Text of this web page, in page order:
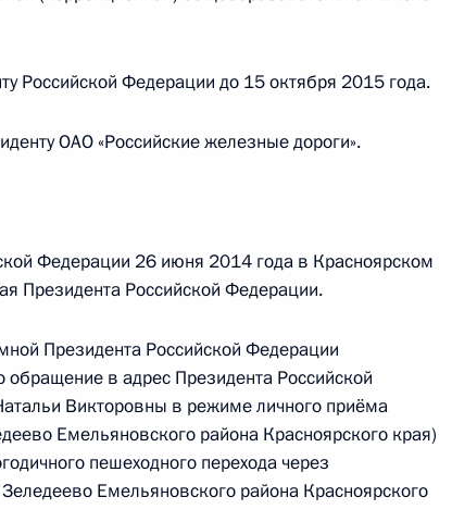
2013 года
по итогам личного приёма в режиме видео-
Руководителем Администрации Президента
Москве 21 мая 2014 года
по итогам личного приёма в режиме видео-
области, проведённого по поручению
первым заместителем Руководителя
Федерации Алексеем Громовым
Российской Федерации до 15 октября 2015 года.
ОАО «Российские железные дороги».
Федерации 26 июня 2014 года в Красноярском
Президента Российской Федерации.
Президента Российской Федерации
в адрес Президента Российской
Викторовны в режиме личного приёма
Емельяновского района Красноярского края)
пешеходного перехода через
Емельяновского района Красноярского